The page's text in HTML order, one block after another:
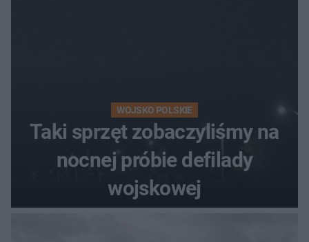
WOJSKO POLSKIE
Taki sprzęt zobaczyliśmy na
nocnej próbie defilady
wojskowej